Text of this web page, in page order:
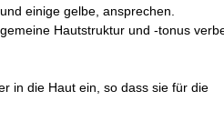
einige gelbe, ansprechen.
Hautstruktur und -tonus
in die Haut ein, so dass sie für die